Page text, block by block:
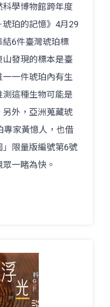
學博物館跨年度
珀的記憶》4月29
結6件臺灣琥珀標
發現的標本是臺
一件琥珀內有生
這種生物可能是
外，亞洲蒐藏琥
專家黃憶人，也借
限量版編號第6號
一睹為快。